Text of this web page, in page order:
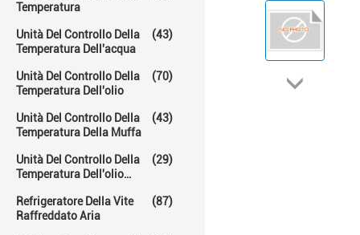
Temperatura
Unità Del Controllo Della
Temperatura Dell'acqua
(43)
Unità Del Controllo Della
Temperatura Dell'olio
(70)
Unità Del Controllo Della
Temperatura Della Muffa
(43)
Unità Del Controllo Della
Temperatura Dell'olio
(29)
Refrigeratore Della Vite
Raffreddato Aria
(87)